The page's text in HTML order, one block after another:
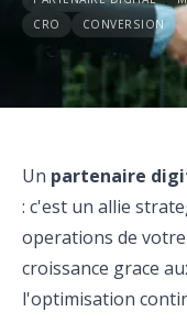
CRO
CONVERSION
Un partenaire
: c'est un allie
operations de
croissance grace
l'optimisation